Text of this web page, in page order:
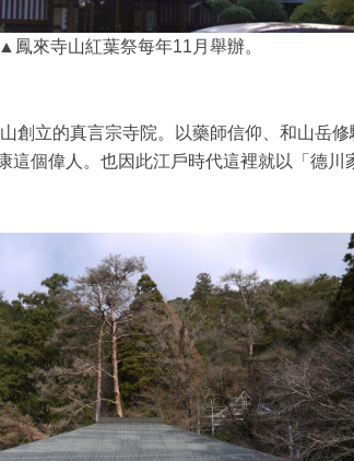
▲鳳來寺山紅葉祭每年11月舉辦。
創立的真言宗寺院。以藥師信仰、和山岳
這個偉人。也因此江戶時代這裡就以「德川